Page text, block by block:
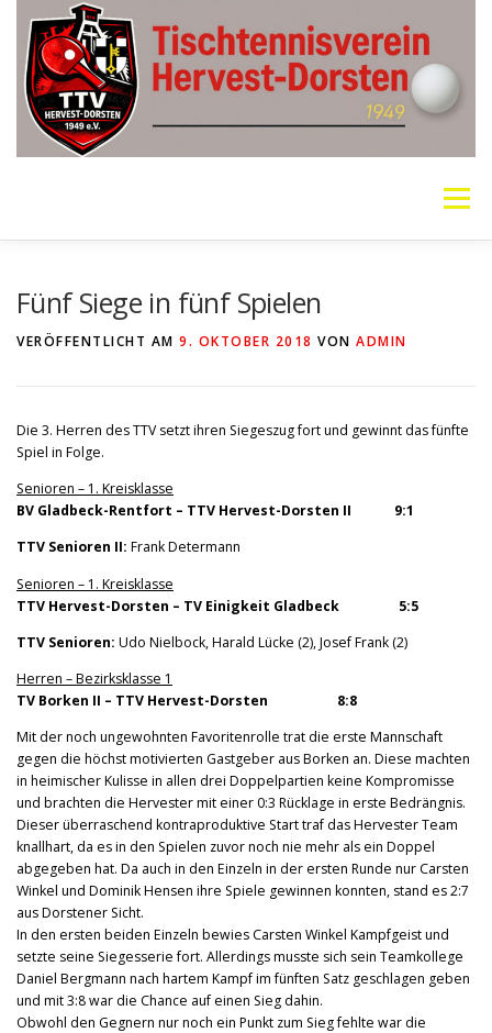
Inhalt
springen
Menü
SOCIAL MEDIA
Fünf Siege in fünf Spielen
VERÖFFENTLICHT AM 9. OKTOBER 2018 VON ADMIN
Die 3. Herren des TTV setzt ihren Siegeszug fort und gewinnt das fünfte
Spiel in Folge.
Senioren – 1. Kreisklasse
BV Gladbeck-Rentfort – TTV Hervest-Dorsten II 9:1
TTV Senioren II: Frank Determann
Senioren – 1. Kreisklasse
TTV Hervest-Dorsten – TV Einigkeit Gladbeck 5:5
TTV Senioren: Udo Nielbock, Harald Lücke (2), Josef Frank (2)
Herren – Bezirksklasse 1
TV Borken II – TTV Hervest-Dorsten 8:8
Mit der noch ungewohnten Favoritenrolle trat die erste Mannschaft
gegen die höchst motivierten Gastgeber aus Borken an. Diese machten
in heimischer Kulisse in allen drei Doppelpartien keine Kompromisse
und brachten die Hervester mit einer 0:3 Rücklage in erste Bedrängnis.
Dieser überraschend kontraproduktive Start traf das Hervester Team
knallhart, da es in den Spielen zuvor noch nie mehr als ein Doppel
abgegeben hat. Da auch in den Einzeln in der ersten Runde nur Carsten
Winkel und Dominik Hensen ihre Spiele gewinnen konnten, stand es 2:7
aus Dorstener Sicht.
In den ersten beiden Einzeln bewies Carsten Winkel Kampfgeist und
setzte seine Siegesserie fort. Allerdings musste sich sein Teamkollege
Daniel Bergmann nach hartem Kampf im fünften Satz geschlagen geben
und mit 3:8 war die Chance auf einen Sieg dahin.
Obwohl den Gegnern nur noch ein Punkt zum Sieg fehlte war die